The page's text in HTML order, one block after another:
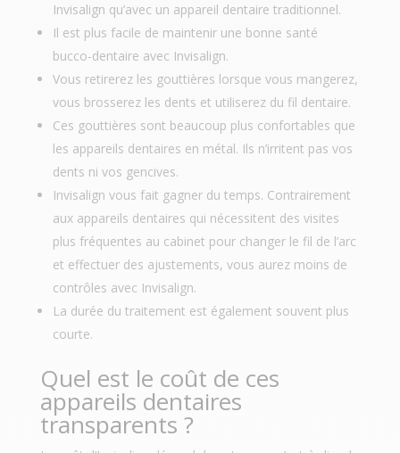
Invisalign qu’avec un appareil dentaire traditionnel.
Il est plus facile de maintenir une bonne santé
bucco-dentaire avec Invisalign.
Vous retirerez les gouttières lorsque vous mangerez,
vous brosserez les dents et utiliserez du fil dentaire.
Ces gouttières sont beaucoup plus confortables que
les appareils dentaires en métal. Ils n’irritent pas vos
dents ni vos gencives.
Invisalign vous fait gagner du temps. Contrairement
aux appareils dentaires qui nécessitent des visites
plus fréquentes au cabinet pour changer le fil de l’arc
et effectuer des ajustements, vous aurez moins de
contrôles avec Invisalign.
La durée du traitement est également souvent plus
courte.
Quel est le coût de ces
appareils dentaires
transparents ?